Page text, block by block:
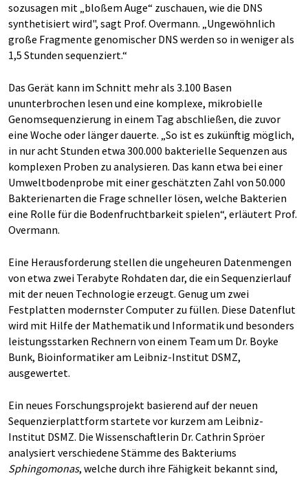
sozusagen mit „bloßem Auge“ zuschauen, wie die DNS
synthetisiert wird", sagt Prof. Overmann. „Ungewöhnlich
große Fragmente genomischer DNS werden so in weniger als
1,5 Stunden sequenziert.“
Das Gerät kann im Schnitt mehr als 3.100 Basen
ununterbrochen lesen und eine komplexe, mikrobielle
Genomsequenzierung in einem Tag abschließen, die zuvor
eine Woche oder länger dauerte. „So ist es zukünftig möglich,
in nur acht Stunden etwa 300.000 bakterielle Sequenzen aus
komplexen Proben zu analysieren. Das kann etwa bei einer
Umweltbodenprobe mit einer geschätzten Zahl von 50.000
Bakterienarten die Frage schneller lösen, welche Bakterien
eine Rolle für die Bodenfruchtbarkeit spielen“, erläutert Prof.
Overmann.
Eine Herausforderung stellen die ungeheuren Datenmengen
von etwa zwei Terabyte Rohdaten dar, die ein Sequenzierlauf
mit der neuen Technologie erzeugt. Genug um zwei
Festplatten modernster Computer zu füllen. Diese Datenflut
wird mit Hilfe der Mathematik und Informatik und besonders
leistungsstarken Rechnern von einem Team um Dr. Boyke
Bunk, Bioinformatiker am Leibniz-Institut DSMZ,
ausgewertet.
Ein neues Forschungsprojekt basierend auf der neuen
Sequenzierplattform startete vor kurzem am Leibniz-
Institut DSMZ. Die Wissenschaftlerin Dr. Cathrin Spröer
analysiert verschiedene Stämme des Bakteriums
Sphingomonas, welche durch ihre Fähigkeit bekannt sind,